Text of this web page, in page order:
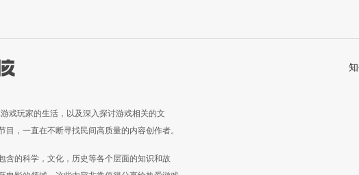
戏玩家的生活，以及深入探讨游戏相关的文
，一直在不断寻找民间高质量的内容创作者。
含的科学，文化，历史等各个层面的知识和故